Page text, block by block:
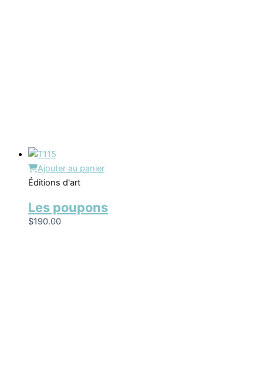
Ajouter au panier
Éditions d'art
Les poupons
$190.00